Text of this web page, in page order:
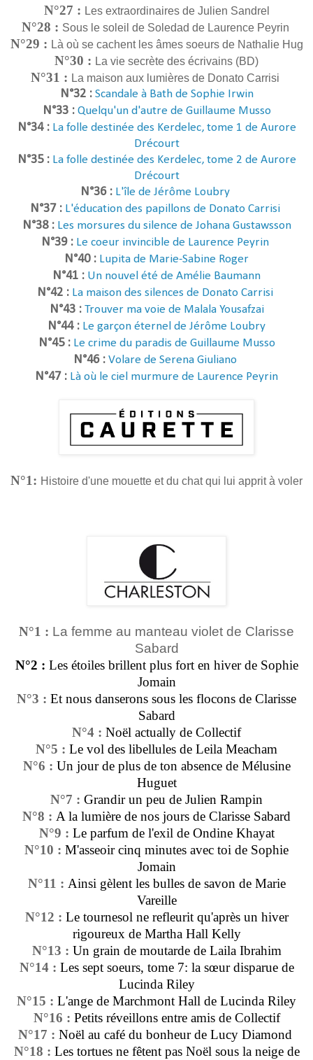
N°27 : Les extraordinaires de Julien Sandrel
N°28 : Sous le soleil de Soledad de Laurence Peyrin
N°29 : Là où se cachent les âmes soeurs de Nathalie Hug
N°30 : La vie secrète des écrivains (BD)
N°31 : La maison aux lumières de Donato Carrisi
N°32 : Scandale à Bath de Sophie Irwin
N°33 : Quelqu'un d'autre de Guillaume Musso
N°34 : La folle destinée des Kerdelec, tome 1 de Aurore
Drécourt
N°35 : La folle destinée des Kerdelec, tome 2 de Aurore
Drécourt
N°36 : L'île de Jérôme Loubry
N°37 : L'éducation des papillons de Donato Carrisi
N°38 : Les morsures du silence de Johana Gustawsson
N°39 : Le coeur invincible de Laurence Peyrin
N°40 : Lupita de Marie-Sabine Roger
N°41 : Un nouvel été de Amélie Baumann
N°42 : La maison des silences de Donato Carrisi
N°43 : Trouver ma voie de Malala Yousafzai
N°44 : Le garçon éternel de Jérôme Loubry
N°45 : Le crime du paradis de Guillaume Musso
N°46 : Volare de Serena Giuliano
N°47 : Là où le ciel murmure de Laurence Peyrin
N°1: Histoire d'une mouette et du chat qui lui apprit à voler
N°1 : La femme au manteau violet de Clarisse
Sabard
N°2 : Les étoiles brillent plus fort en hiver de Sophie
Jomain
N°3 : Et nous danserons sous les flocons de Clarisse
Sabard
N°4 : Noël actually de Collectif
N°5 : Le vol des libellules de Leila Meacham
N°6 : Un jour de plus de ton absence de Mélusine
Huguet
N°7 : Grandir un peu de Julien Rampin
N°8 : A la lumière de nos jours de Clarisse Sabard
N°9 : Le parfum de l'exil de Ondine Khayat
N°10 : M'asseoir cinq minutes avec toi de Sophie
Jomain
N°11 : Ainsi gèlent les bulles de savon de Marie
Vareille
N°12 : Le tournesol ne refleurit qu'après un hiver
rigoureux de Martha Hall Kelly
N°13 : Un grain de moutarde de Laila Ibrahim
N°14 : Les sept soeurs, tome 7: la sœur disparue de
Lucinda Riley
N°15 : L'ange de Marchmont Hall de Lucinda Riley
N°16 : Petits réveillons entre amis de Collectif
N°17 : Noël au café du bonheur de Lucy Diamond
N°18 : Les tortues ne fêtent pas Noël sous la neige de